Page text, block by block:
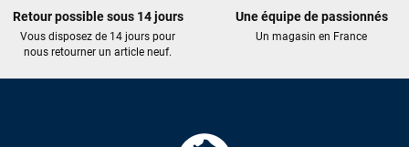
Retour possible sous 14 jours
Vous disposez de 14 jours pour
nous retourner un article neuf.
Une équipe de passionnés
Un magasin en France
J'ai acheté une voile d'occasion depuis Tahiti. Super service.
L'envoi a été rapide. La voile est arrivée en super état.
VOIR TOUS LES AVIS